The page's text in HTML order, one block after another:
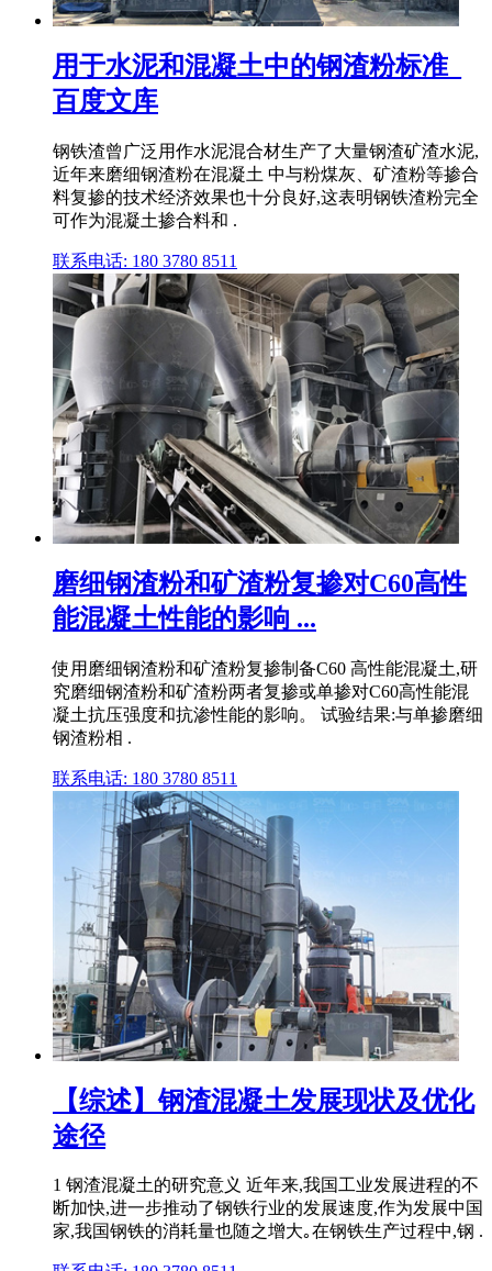
用于水泥和混凝土中的钢渣粉标准_
百度文库
钢铁渣曾广泛用作水泥混合材生产了大量钢渣矿渣水泥,
近年来磨细钢渣粉在混凝土 中与粉煤灰、矿渣粉等掺合
料复掺的技术经济效果也十分良好,这表明钢铁渣粉完全
可作为混凝土掺合料和 .
联系电话: 180 3780 8511
磨细钢渣粉和矿渣粉复掺对C60高性
能混凝土性能的影响 ...
使用磨细钢渣粉和矿渣粉复掺制备C60 高性能混凝土,研
究磨细钢渣粉和矿渣粉两者复掺或单掺对C60高性能混
凝土抗压强度和抗渗性能的影响。 试验结果:与单掺磨细
钢渣粉相 .
联系电话: 180 3780 8511
【综述】钢渣混凝土发展现状及优化
途径
1 钢渣混凝土的研究意义 近年来,我国工业发展进程的不
断加快,进一步推动了钢铁行业的发展速度,作为发展中国
家,我国钢铁的消耗量也随之增大｡在钢铁生产过程中,钢 .